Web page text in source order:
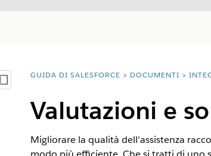
Mostra sommario
Ti trovi qui:
GUIDA DI SALESFORCE DOCUMENTI
Valutazioni e
Migliorare la qualità dell'assistenza